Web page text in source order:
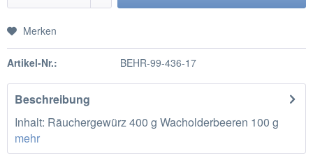
Merken
Artikel-Nr.: BEHR-99-436-17
Beschreibung
Inhalt: Räuchergewürz 400 g Wacholderbeeren 100 g
mehr